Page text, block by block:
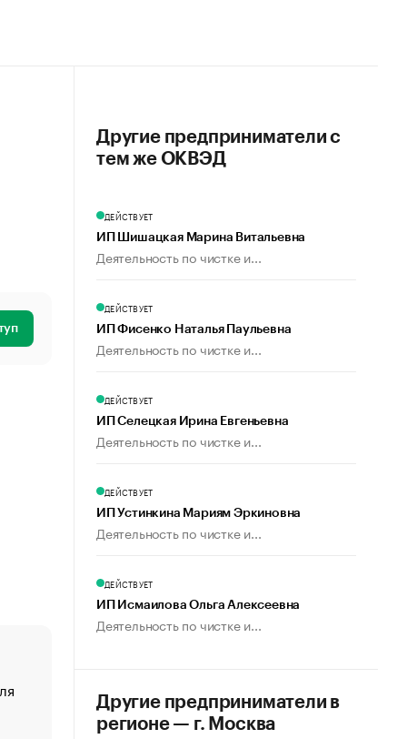
«От спорта тело стареет иначе». Как живет глава
создавшей GTA
Другие предприниматели с
тем же ОКВЭД
ДЕЙСТВУЕТ
ИП Шишацкая Марина Витальевна
Деятельность по чистке и...
ДЕЙСТВУЕТ
ИП Фисенко Наталья Паульевна
Деятельность по чистке и...
ДЕЙСТВУЕТ
ИП Селецкая Ирина Евгеньевна
Деятельность по чистке и...
ДЕЙСТВУЕТ
ИП Устинкина Мариям Эркиновна
Деятельность по чистке и...
ДЕЙСТВУЕТ
ИП Исмаилова Ольга Алексеевна
Деятельность по чистке и...
Другие предприниматели в
регионе — г. Москва